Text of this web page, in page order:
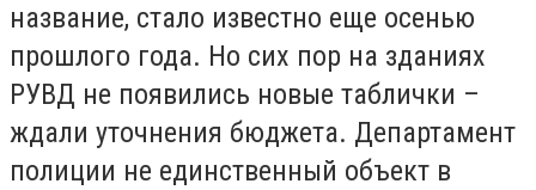
название, стало известно еще осенью
прошлого года. Но сих пор на зданиях
РУВД не появились новые таблички –
ждали уточнения бюджета. Департамент
полиции не единственный объект в